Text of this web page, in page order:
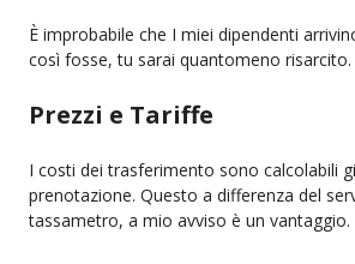
È improbabile che I miei dipendenti
così fosse, tu sarai quantomeno risarcito.
Prezzi e Tariffe
I costi dei trasferimento sono calcolabili
prenotazione. Questo a differenza del
tassametro, a mio avviso è un vantaggio.